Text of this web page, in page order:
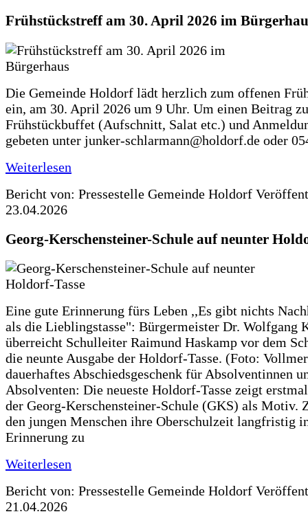
Frühstückstreff am 30. April 2026 im
Die Gemeinde Holdorf lädt herzlich zum offenen
ein, am 30. April 2026 um 9 Uhr. Um einen Beitrag
Frühstückbuffet (Aufschnitt, Salat etc.) und
gebeten unter junker-schlarmann@holdorf.de oder
Weiterlesen
Bericht von: Pressestelle Gemeinde Holdorf
23.04.2026
Georg-Kerschensteiner-Schule auf neunter
Eine gute Erinnerung fürs Leben ,,Es gibt nichts
als die Lieblingstasse": Bürgermeister Dr. Wolfgang
überreicht Schulleiter Raimund Haskamp vor dem
die neunte Ausgabe der Holdorf-Tasse. (Foto:
dauerhaftes Abschiedsgeschenk für Absolventinnen
Absolventen: Die neueste Holdorf-Tasse zeigt
der Georg-Kerschensteiner-Schule (GKS) als Motiv.
den jungen Menschen ihre Oberschulzeit langfristig
Erinnerung zu
Weiterlesen
Bericht von: Pressestelle Gemeinde Holdorf
21.04.2026